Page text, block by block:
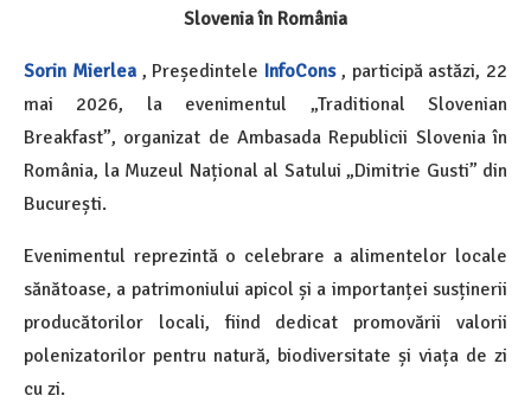
Slovenia în România
Sorin Mierlea, Președintele InfoCons, participă astăzi, 22
mai 2026, la evenimentul „Traditional Slovenian
Breakfast”, organizat de Ambasada Republicii Slovenia în
România, la Muzeul Național al Satului „Dimitrie Gusti” din
București.
Evenimentul reprezintă o celebrare a alimentelor locale
sănătoase, a patrimoniului apicol și a importanței susținerii
producătorilor locali, fiind dedicat promovării valorii
polenizatorilor pentru natură, biodiversitate și viața de zi
cu zi.